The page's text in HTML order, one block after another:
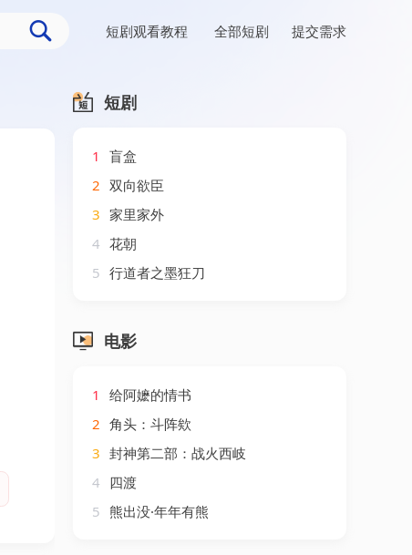
短剧观看教程 全部短剧 提交需求
短剧
1
盲盒
2 双向欲臣
3 家里家外
4 花朝
5 行道者之墨狂刀
电影
1
给阿嬷的情书
2 角头：斗阵欸
3 封神第二部：战火西岐
4 四渡
5 熊出没·年年有熊